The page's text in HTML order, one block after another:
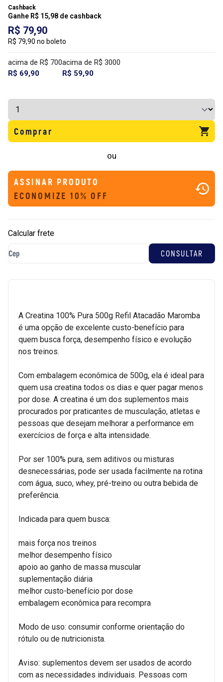
Cashback
Ganhe R$ 15,98 de cashback
R$ 79,90
R$ 79,90 no boleto
acima de R$ 700
R$ 69,90
acima de R$ 3000
R$ 59,90
Comprar
ou
ASSINAR PRODUTO
ECONOMIZE 10% OFF
Calcular frete
A Creatina 100% Pura 500g Refil Atacadão Maromba
é uma opção de excelente custo-benefício para
quem busca força, desempenho físico e evolução
nos treinos.
Com embalagem econômica de 500g, ela é ideal para
quem usa creatina todos os dias e quer pagar menos
por dose. A creatina é um dos suplementos mais
procurados por praticantes de musculação, atletas e
pessoas que desejam melhorar a performance em
exercícios de força e alta intensidade.
Por ser 100% pura, sem aditivos ou misturas
desnecessárias, pode ser usada facilmente na rotina
com água, suco, whey, pré-treino ou outra bebida de
preferência.
Indicada para quem busca:
mais força nos treinos
melhor desempenho físico
apoio ao ganho de massa muscular
suplementação diária
melhor custo-benefício por dose
embalagem econômica para recompra
Modo de uso: consumir conforme orientação do
rótulo ou de nutricionista.
Aviso: suplementos devem ser usados de acordo
com as necessidades individuais. Pessoas com